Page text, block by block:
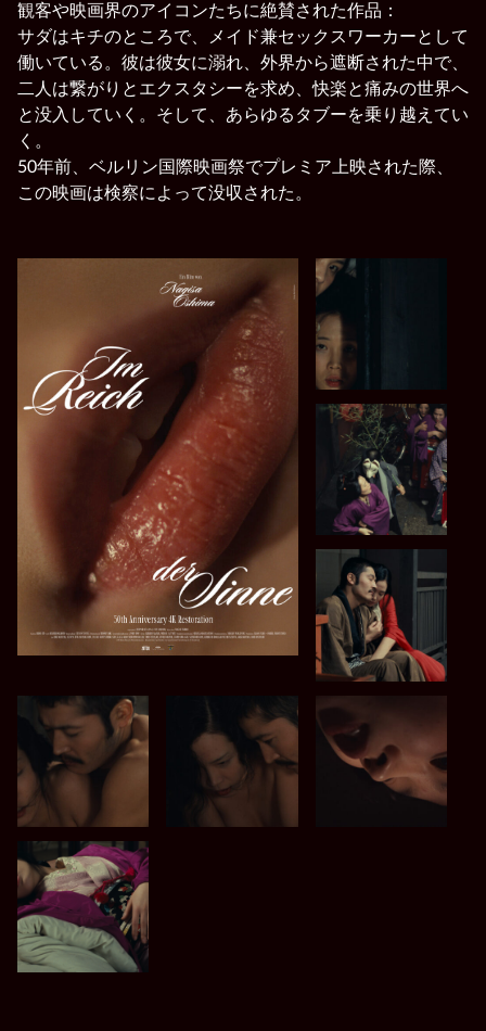
観客や映画界のアイコンたちに絶賛された作品：
サダはキチのところで、メイド兼セックスワーカーとして
働いている。彼は彼女に溺れ、外界から遮断された中で、
二人は繋がりとエクスタシーを求め、快楽と痛みの世界へ
と没入していく。そして、あらゆるタブーを乗り越えてい
く。
50年前、ベルリン国際映画祭でプレミア上映された際、
この映画は検察によって没収された。